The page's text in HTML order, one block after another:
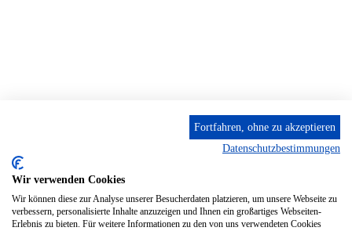
Fortfahren, ohne zu akzeptieren
Datenschutzbestimmungen
Wir verwenden Cookies
Wir können diese zur Analyse unserer Besucherdaten platzieren, um unsere Webseite zu
verbessern, personalisierte Inhalte anzuzeigen und Ihnen ein großartiges Webseiten-
Erlebnis zu bieten. Für weitere Informationen zu den von uns verwendeten Cookies